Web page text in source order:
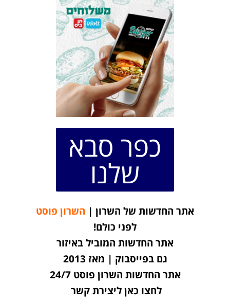
כפר סבא
שלנו
אתר החדשות של השרון | השרון פוסט
לפני כולם!
אתר החדשות המוביל באיזור
גם בפייסבוק | מאז 2013
אתר החדשות השרון פוסט 24/7
לחצו כאן ליצירת קשר